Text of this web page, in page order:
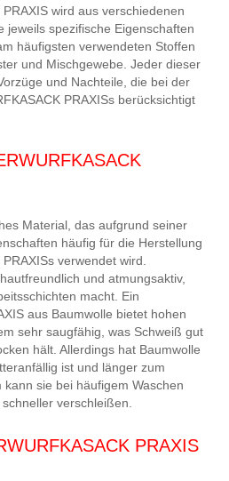
wird aus verschiedenen
jeweils spezifische Eigenschaften
häufigsten verwendeten Stoffen
und Mischgewebe. Jeder dieser
und Nachteile, die bei der
PRAXISs berücksichtigt
Material, das aufgrund seiner
häufig für die Herstellung
verwendet wird.
und atmungsaktiv,
macht. Ein
aus Baumwolle bietet hohen
sehr saugfähig, was Schweiß gut
hält. Allerdings hat Baumwolle
ist und länger zum
sie bei häufigem Waschen
verschleißen.
PRAXIS